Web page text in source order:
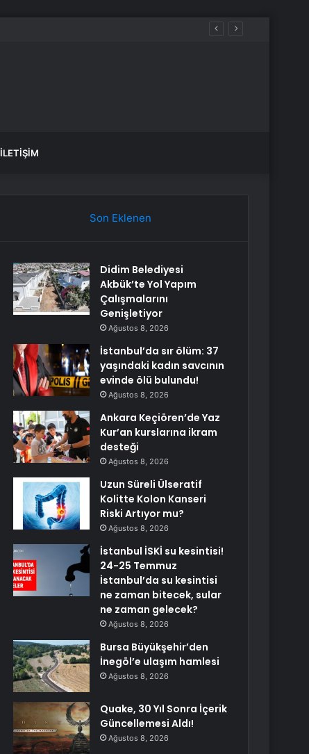
İLETIŞIM
Son Eklenen
Didim Belediyesi
Akbük’te Yol Yapım
Çalışmalarını
Genişletiyor
Ağustos 8, 2026
İstanbul’da sır ölüm: 37
yaşındaki kadın savcının
evinde ölü bulundu!
Ağustos 8, 2026
Ankara Keçiören’de Yaz
Kur’an kurslarına ikram
desteği
Ağustos 8, 2026
Uzun Süreli Ülseratif
Kolitte Kolon Kanseri
Riski Artıyor mu?
Ağustos 8, 2026
İstanbul İSKİ su kesintisi!
24-25 Temmuz
İstanbul’da su kesintisi
ne zaman bitecek, sular
ne zaman gelecek?
Ağustos 8, 2026
Bursa Büyükşehir’den
İnegöl’e ulaşım hamlesi
Ağustos 8, 2026
Quake, 30 Yıl Sonra İçerik
Güncellemesi Aldı!
Ağustos 8, 2026